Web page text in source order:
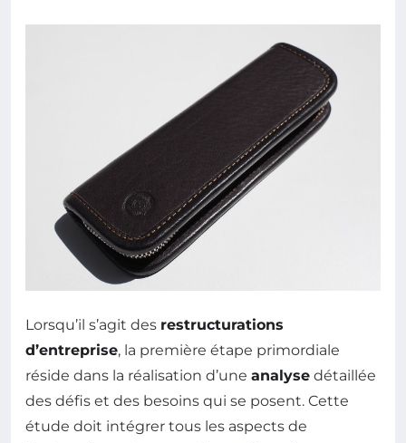
Lorsqu’il s’agit des restructurations
d’entreprise, la première étape primordiale
réside dans la réalisation d’une analyse détaillée
des défis et des besoins qui se posent. Cette
étude doit intégrer tous les aspects de